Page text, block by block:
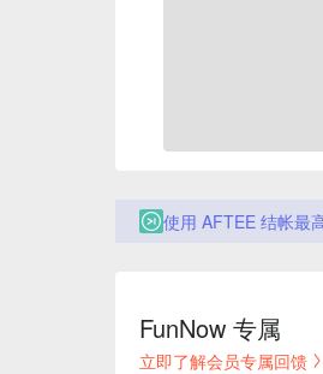
使用 AFTEE 结帐最
FunNow 专属
立即了解会员专属回馈